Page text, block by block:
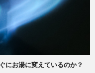
にお湯に変えているのか？